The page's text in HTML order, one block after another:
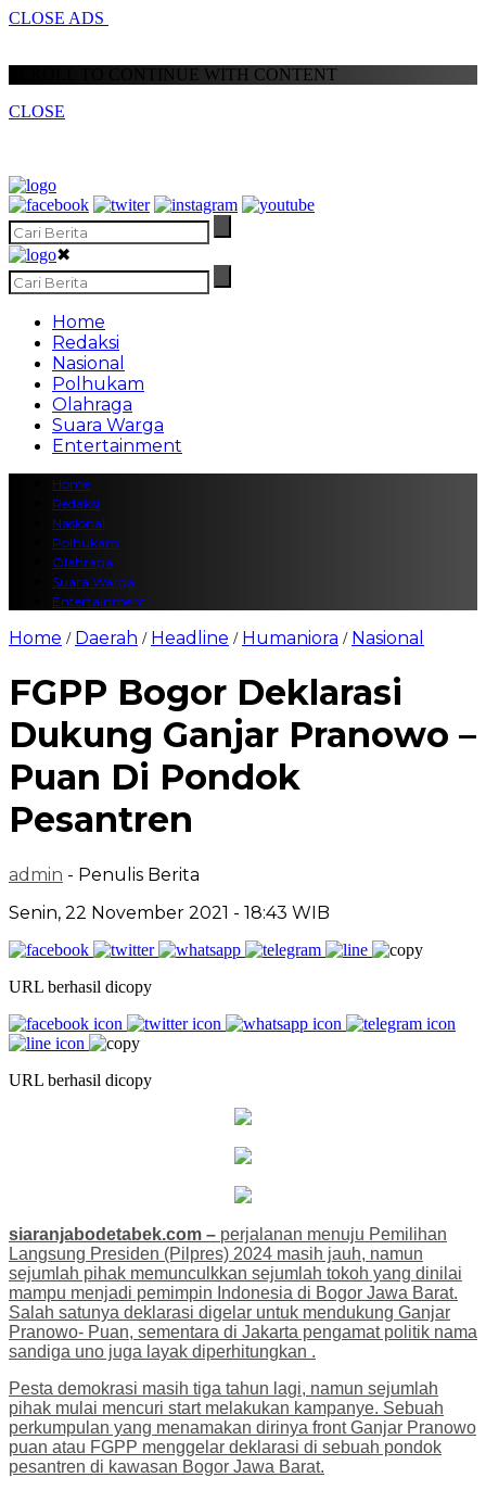
CLOSE ADS
SCROLL TO CONTINUE WITH CONTENT
CLOSE
✖
Home
Redaksi
Nasional
Polhukam
Olahraga
Suara Warga
Entertainment
Home
Redaksi
Nasional
Polhukam
Olahraga
Suara Warga
Entertainment
Home / Daerah / Headline / Humaniora / Nasional
FGPP Bogor Deklarasi
Dukung Ganjar Pranowo –
Puan Di Pondok
Pesantren
admin - Penulis Berita
Senin, 22 November 2021 - 18:43 WIB
URL berhasil dicopy
URL berhasil dicopy
siaranjabodetabek.com – perjalanan menuju Pemilihan
Langsung Presiden (Pilpres) 2024 masih jauh, namun
sejumlah pihak memunculkkan sejumlah tokoh yang dinilai
mampu menjadi pemimpin Indonesia di Bogor Jawa Barat.
Salah satunya deklarasi digelar untuk mendukung Ganjar
Pranowo- Puan, sementara di Jakarta pengamat politik nama
sandiga uno juga layak diperhitungkan .
Pesta demokrasi masih tiga tahun lagi, namun sejumlah
pihak mulai mencuri start melakukan kampanye. Sebuah
perkumpulan yang menamakan dirinya front Ganjar Pranowo
puan atau FGPP menggelar deklarasi di sebuah pondok
pesantren di kawasan Bogor Jawa Barat.